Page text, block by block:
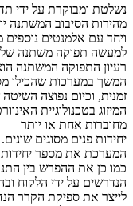
נשלטת ומבוקרת על ידי
מהירות הסיבוב המשתנה
ויחד עם אלמנטים נוספים
למעשה תפוקה משתנה של
רעיון התפוקה המשתנה
המשך במערכות שהכילו
המיזוג בטכנולוגיית
מחוברות אחת או יותר
יחידות פנים מסוגים
המערכת את מספר
כמו כן את ההפרש בין
הנדרשים על ידי הלקוח
לייצר את ספיקת הקרר